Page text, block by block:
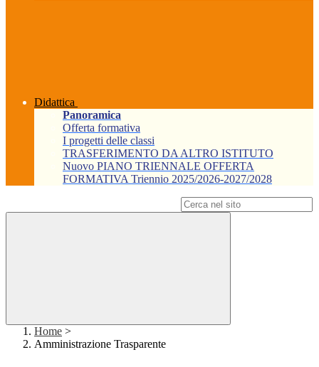
Didattica
Panoramica
Offerta formativa
I progetti delle classi
TRASFERIMENTO DA ALTRO ISTITUTO
Nuovo PIANO TRIENNALE OFFERTA
FORMATIVA Triennio 2025/2026-2027/2028
Home >
Amministrazione Trasparente